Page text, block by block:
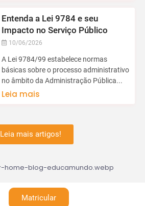
Entenda a Lei 9784 e seu
Impacto no Serviço Público
10/06/2026
A Lei 9784/99 estabelece normas
básicas sobre o processo administrativo
no âmbito da Administração Pública...
Leia mais
Leia mais artigos!
Matricular